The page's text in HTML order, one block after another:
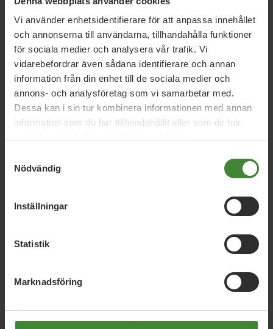
Vi använder enhetsidentifierare för att anpassa innehållet
och annonserna till användarna, tillhandahålla funktioner
för sociala medier och analysera vår trafik. Vi
vidarebefordrar även sådana identifierare och annan
information från din enhet till de sociala medier och
annons- och analysföretag som vi samarbetar med.
Dessa kan i sin tur kombinera informationen med annan
information som du har tillhandahållit eller som de har
Nödvändig
Inställningar
Statistik
Marknadsföring
Joakim Byström
070-585 00 59
joakim@absolicon.com
Blogg